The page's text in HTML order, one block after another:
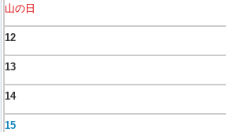
山の日
12
13
14
15